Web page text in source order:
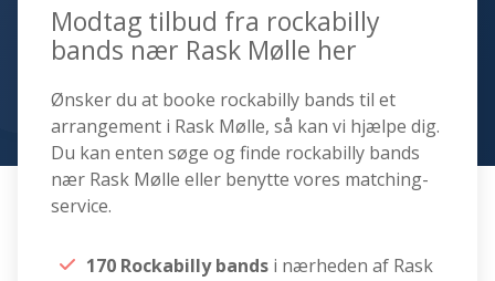
Modtag tilbud fra rockabilly
bands nær Rask Mølle her
Ønsker du at booke rockabilly bands til et
arrangement i Rask Mølle, så kan vi hjælpe dig.
Du kan enten søge og finde rockabilly bands
nær Rask Mølle eller benytte vores matching-
service.
170 Rockabilly bands i nærheden af Rask